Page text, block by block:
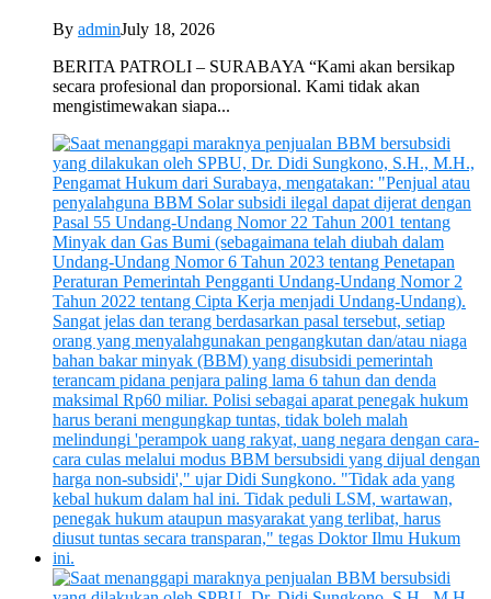
By adminJuly 18, 2026
BERITA PATROLI – SURABAYA “Kami akan bersikap
secara profesional dan proporsional. Kami tidak akan
mengistimewakan siapa...